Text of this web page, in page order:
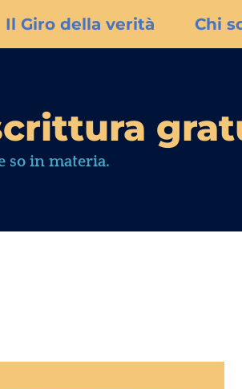
Il Giro della verità Chi
so in materia.